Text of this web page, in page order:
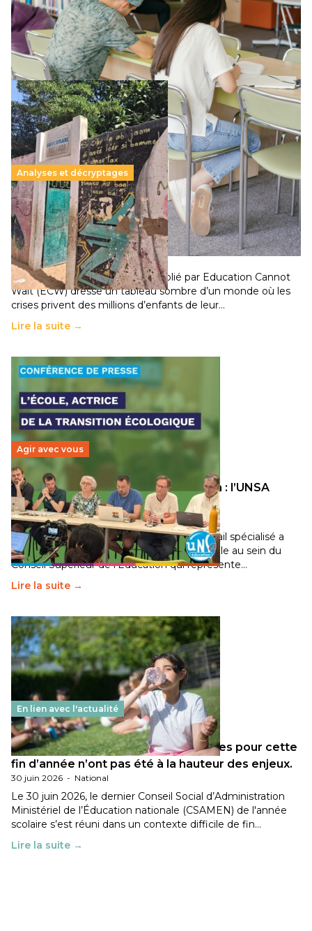
supérieur privé met en lumière l’amplification d’un système
qui relègue l’acte pédagogique au superfétatoire, voire à…
Lire la suite →
Analyses et décryptages
258 millions d’enfants victimes de la guerre, des
chocs climatiques et des déplacements de
population
11 juillet 2026- National
Un nouveau rapport mondial publié par Education Cannot
Wait (ECW) dresse un tableau sombre d’un monde où les
crises privent des millions d’enfants de leur…
Lire la suite →
Agir avec vous
Transition écologique de l’éducation : l’UNSA
Éducation fait bouger les lignes
30 juin 2026-National
Pendant plusieurs mois, un groupe de travail spécialisé a
travaillé sur la transition écologique de l’Ecole au sein du
Conseil Supérieur de l’Éducation qui représente…
Lire la suite →
En lien avec l'actualité
Les décisions ministérielles attendues pour cette
fin d’année n’ont pas été à la hauteur des enjeux.
30 juin 2026 - National
Le 30 juin 2026, le dernier Conseil Social d’Administration
Ministériel de l’Éducation nationale (CSAMEN) de l'année
scolaire s’est réuni dans un contexte difficile de fin…
Lire la suite →